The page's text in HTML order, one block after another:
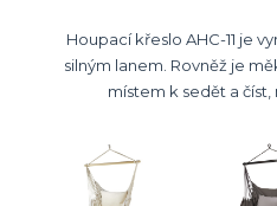
Houpací křeslo AHC-11 je
silným lanem. Rovněž je
místem k sedět a